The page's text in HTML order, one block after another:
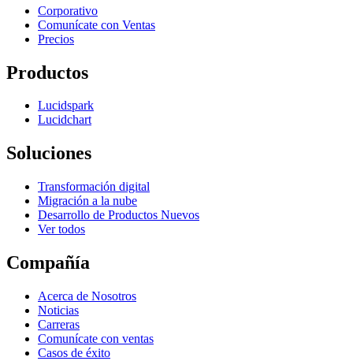
Corporativo
Comunícate con Ventas
Precios
Productos
Lucidspark
Lucidchart
Soluciones
Transformación digital
Migración a la nube
Desarrollo de Productos Nuevos
Ver todos
Compañía
Acerca de Nosotros
Noticias
Carreras
Comunícate con ventas
Casos de éxito